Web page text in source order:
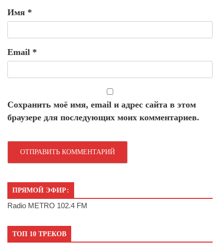
Имя *
Email *
Сохранить моё имя, email и адрес сайта в этом
браузере для последующих моих комментариев.
ПРЯМОЙ ЭФИР:
Radio METRO 102.4 FM
ТОП 10 ТРЕКОВ